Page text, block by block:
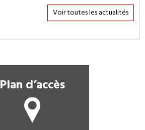
Voir toutes les actualités
Plan d’accès